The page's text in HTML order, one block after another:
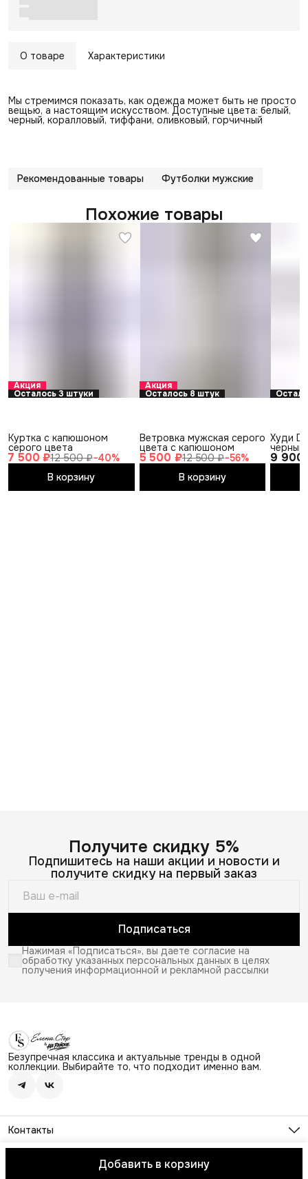
Добавить в корзину
О товаре Характеристики
Мы стремимся показать, как одежда может быть не просто
вещью, а настоящим искусством. Доступные цвета: белый,
черный, коралловый, тиффани, оливковый, горчичный
Рекомендованные товары Футболки мужские
Похожие товары
Акция
Осталось 3 штуки
7 500 ₽12 500 ₽−40%
Куртка с капюшоном
серого цвета
В корзину
Акция
Осталось 8 штук
5 500 ₽12 500 ₽−56%
Ветровка мужская серого
цвета с капюшоном
В корзину
9 900
Худи
черный
Получите скидку 5%
Подпишитесь на наши акции и новости и
получите скидку на первый заказ
Подписаться
Нажимая «Подписаться», вы даете согласие на
обработку указанных персональных данных в целях
получения информационной и рекламной рассылки
Безупречная классика и актуальные тренды в одной
коллекции. Выбирайте то, что подходит именно вам.
Контакты
Адрес
г. Москва, Ходынский бульвар 4, ТЦ Авиапарк, этаж 2,
напротив магазина Лайм
О магазинеДоставкаПравила возврата